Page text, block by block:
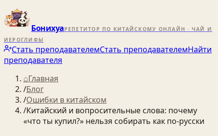
БонихуаРЕПЕТИТОР ПО КИТАЙСКОМУ ОНЛАЙН · ЧАЙ И
ИЕРОГЛИФЫ
Стать преподавателемСтать преподавателемНайти
преподавателя
⌂Главная
/Блог
/Ошибки в китайском
/Китайский и вопросительные слова: почему
«что ты купил?» нельзя собирать как по-русски